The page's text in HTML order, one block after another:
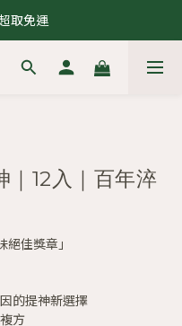
取免運
｜12入｜百年淬
佳獎章」
的提神新選擇
方